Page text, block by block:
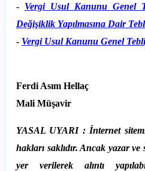
- Vergi Usul Kanunu Genel
Değişiklik Yapılmasına Dair
- Vergi Usul Kanunu Genel
Ferdi Asım Hellaç
Mali Müşavir
YASAL UYARI : İnternet
hakları saklıdır. Ancak yazar
yer verilerek alıntı